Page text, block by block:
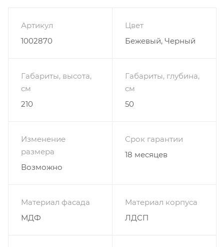
смотрятся глянцевое покрытие, закруглённые
обустройства стильной студии, эффектной гостиной
великолепной мебели намного приятнее. Купить
шкаф Распашной Модерн-4 можно по невиданно
Артикул
1002870
Цвет
Бежевый, Черный
Габариты, высота,
см
210
Габариты, глубина,
см
50
Изменение
размера
Возможно
Срок гарантии
18 месяцев
Материал фасада
МДФ
Материал корпуса
ЛДСП